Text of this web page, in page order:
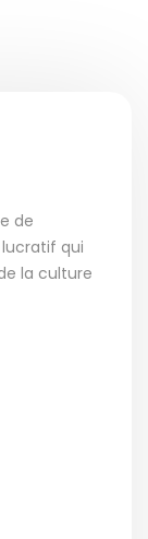
de
qui
la culture